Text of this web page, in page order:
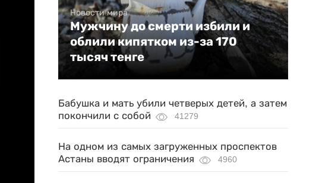
Новости мира
Мужчину до смерти избили и
облили кипятком из-за 170
тысяч тенге
Бабушка и мать убили четверых детей, а затем
покончили с собой
41279
На одном из самых загруженных проспектов
Астаны вводят ограничения
4960